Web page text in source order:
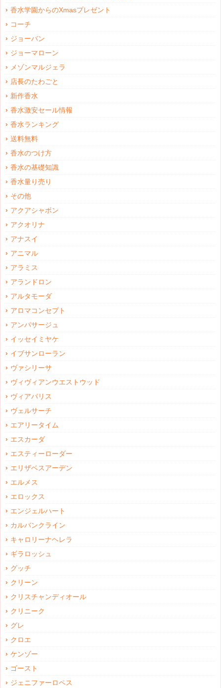
香水学園からのXmasプレゼント
コーチ
ジョーバン
ジョーマローン
メゾンマルジェラ
店長のたわごと
新作香水
香水激安セール情報
香水ランキング
送料無料
香水のつけ方
香水の基礎知識
香水量り売り
その他
アクアシャボン
アクオリナ
アナスイ
アニマル
アラミス
アランドロン
アルタモーダ
アロマコンセプト
アンパサージュ
イッセイミヤケ
イブサンローラン
ヴァシリーサ
ヴィヴィアンウエストウッド
ヴィアパリス
ヴェルサーチ
エアリータイム
エスカーダ
エスティーローダー
エリザベスアーデン
エルメス
エロックス
エンジェルハート
カルバンクライン
キャロリーナヘレラ
ギラロッシュ
グッチ
クリーン
クリスチャンディオール
クリニーク
グレ
クロエ
ケンゾー
ゴースト
ジェニファーロペス